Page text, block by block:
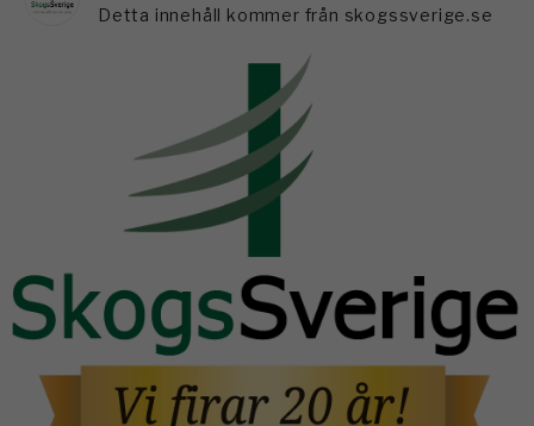
Detta innehåll kommer från skogssverige.se